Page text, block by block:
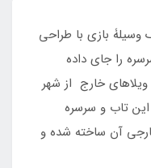
بازی با طراحی
را جای داده
خارج از شهر
تاب و سرسره
آن ساخته شده و